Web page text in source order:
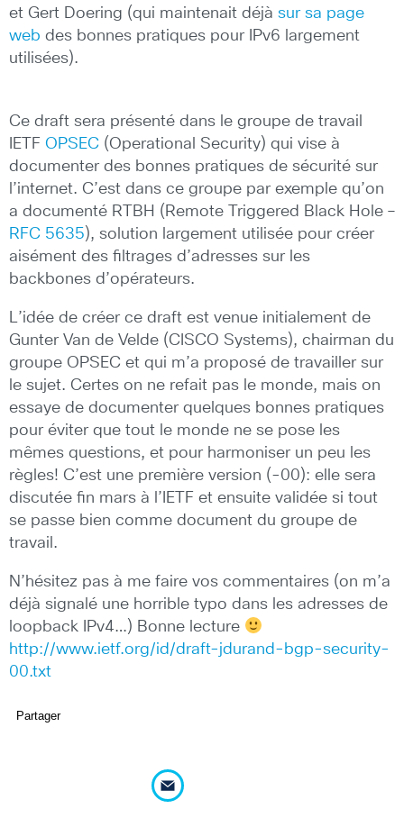
et Gert Doering (qui maintenait déjà sur sa page
web des bonnes pratiques pour IPv6 largement
utilisées).
Ce draft sera présenté dans le groupe de travail
IETF OPSEC (Operational Security) qui vise à
documenter des bonnes pratiques de sécurité sur
l’internet. C’est dans ce groupe par exemple qu’on
a documenté RTBH (Remote Triggered Black Hole –
RFC 5635), solution largement utilisée pour créer
aisément des filtrages d’adresses sur les
backbones d’opérateurs.
L’idée de créer ce draft est venue initialement de
Gunter Van de Velde (CISCO Systems), chairman du
groupe OPSEC et qui m’a proposé de travailler sur
le sujet. Certes on ne refait pas le monde, mais on
essaye de documenter quelques bonnes pratiques
pour éviter que tout le monde ne se pose les
mêmes questions, et pour harmoniser un peu les
règles! C’est une première version (-00): elle sera
discutée fin mars à l’IETF et ensuite validée si tout
se passe bien comme document du groupe de
travail.
N’hésitez pas à me faire vos commentaires (on m’a
déjà signalé une horrible typo dans les adresses de
loopback IPv4…) Bonne lecture
http://www.ietf.org/id/draft-jdurand-bgp-security-
00.txt
Partager